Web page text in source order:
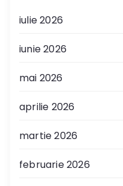
iulie 2026
iunie 2026
mai 2026
aprilie 2026
martie 2026
februarie 2026